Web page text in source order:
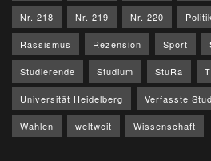
Nr. 218 Nr. 219 Nr. 220 Politik
Rassismus Rezension Sport
Studierende Studium StuRa
Universität Heidelberg Verfasste
Wahlen weltweit Wissenschaft